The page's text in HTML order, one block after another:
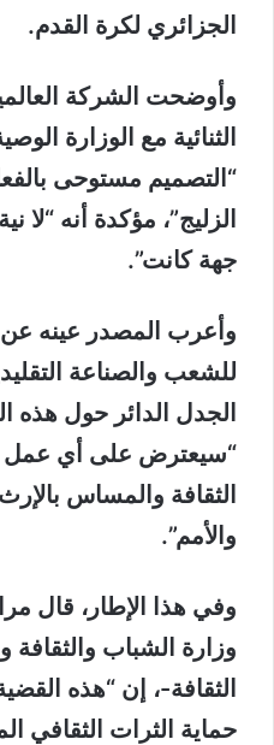
الجزائري لكرة القدم.
وأوضحت الشركة
الثنائية مع الوزارة
“التصميم مستوحى
الزليج”، مؤكدة أنه “لا
جهة كانت”.
وأعرب المصدر عينه عن
للشعب والصناعة
الجدل الدائر حول هذه
“سيعترض على أي عمل
الثقافة والمساس
والأمم”.
وفي هذا الإطار، قال
وزارة الشباب
الثقافة-، إن “هذه
حماية الثرات الثقافي